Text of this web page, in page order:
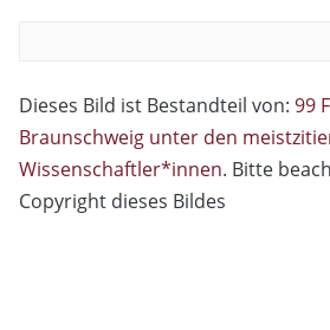
Dieses Bild ist Bestandteil von: 99
Braunschweig unter den
Wissenschaftler*innen. Bitte
Copyright dieses Bildes